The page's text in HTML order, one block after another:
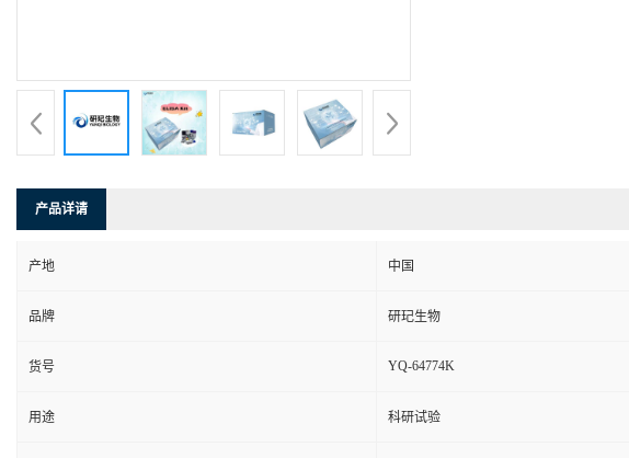
产品详请
产地 中国
品牌 研玘生物
货号 YQ-64774K
用途 科研试验